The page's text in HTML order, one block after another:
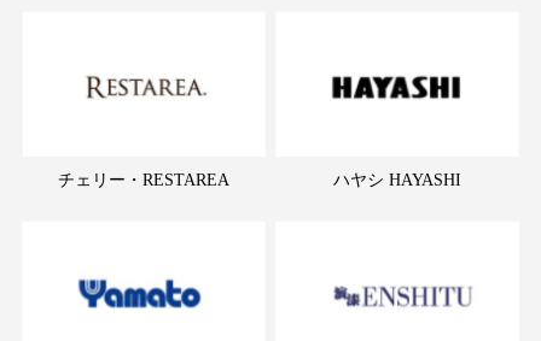
チェリー・RESTAREA ハヤシ HAYASHI